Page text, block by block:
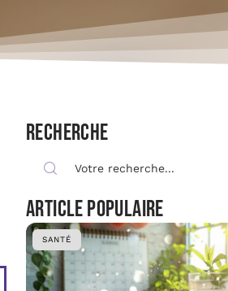
Recherche
Article populaire
SANTÉ